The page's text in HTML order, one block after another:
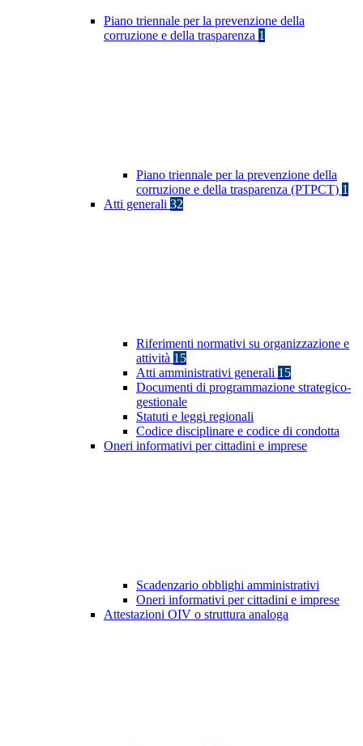
Piano triennale per la prevenzione della
corruzione e della trasparenza 1
Piano triennale per la prevenzione della
corruzione e della trasparenza (PTPCT) 1
Atti generali 32
Riferimenti normativi su organizzazione e
attività 15
Atti amministrativi generali 15
Documenti di programmazione strategico-
gestionale
Statuti e leggi regionali
Codice disciplinare e codice di condotta
Oneri informativi per cittadini e imprese
Scadenzario obblighi amministrativi
Oneri informativi per cittadini e imprese
Attestazioni OIV o struttura analoga